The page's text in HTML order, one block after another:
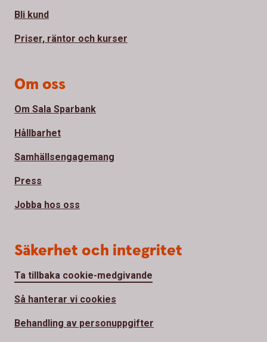
Bli kund
Priser, räntor och kurser
Om oss
Om Sala Sparbank
Hållbarhet
Samhällsengagemang
Press
Jobba hos oss
Säkerhet och integritet
Ta tillbaka cookie-medgivande
Så hanterar vi cookies
Behandling av personuppgifter